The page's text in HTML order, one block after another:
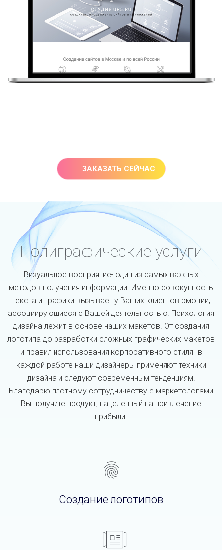
ЗАКАЗАТЬ СЕЙЧАС
Полиграфические услуги
Визуальное восприятие- один из самых важных
методов получения информации. Именно совокупность
текста и графики вызывает у Ваших клиентов эмоции,
ассоциирующиеся с Вашей деятельностью. Психология
дизайна лежит в основе наших макетов. От создания
логотипа до разработки сложных графических макетов
и правил использования корпоративного стиля- в
каждой работе наши дизайнеры применяют техники
дизайна и следуют современным тенденциям.
Благодарю плотному сотрудничеству с маркетологами
Вы получите продукт, нацеленный на привлечение
прибыли.
Создание логотипов